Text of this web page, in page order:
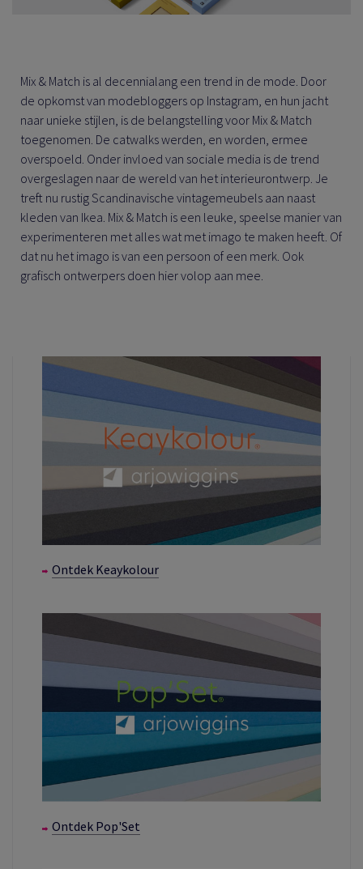
Mix & Match is al decennialang een trend in de mode. Door
de opkomst van modebloggers op Instagram, en hun jacht
naar unieke stijlen, is de belangstelling voor Mix & Match
toegenomen. De catwalks werden, en worden, ermee
overspoeld. Onder invloed van sociale media is de trend
overgeslagen naar de wereld van het interieurontwerp. Je
treft nu rustig Scandinavische vintagemeubels aan naast
kleden van Ikea. Mix & Match is een leuke, speelse manier van
experimenteren met alles wat met imago te maken heeft. Of
dat nu het imago is van een persoon of een merk. Ook
grafisch ontwerpers doen hier volop aan mee.
Ontdek Keaykolour
Ontdek Pop'Set